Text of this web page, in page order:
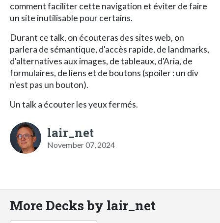
comment faciliter cette navigation et éviter de faire
un site inutilisable pour certains.
Durant ce talk, on écouteras des sites web, on
parlera de sémantique, d'accès rapide, de landmarks,
d'alternatives aux images, de tableaux, d'Aria, de
formulaires, de liens et de boutons (spoiler : un div
n'est pas un bouton).
Un talk a écouter les yeux fermés.
lair_net
November 07, 2024
More Decks by lair_net